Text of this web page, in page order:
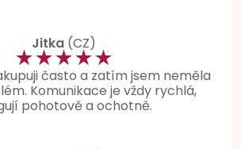
Jitka(CZ)
★★★★★
často a zatím jsem neměla
Komunikace je vždy rychlá,
pohotově a ochotně.